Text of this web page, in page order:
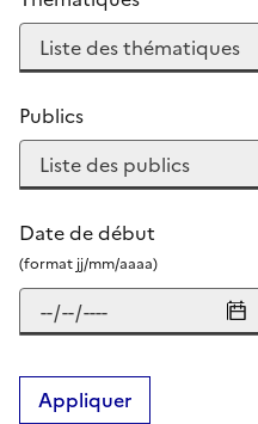
Publics
Date de début
(format jj/mm/aaaa)
Appliquer